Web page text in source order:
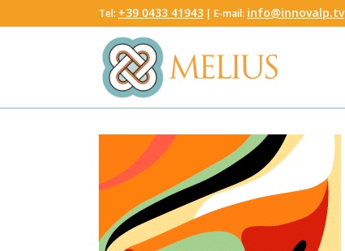
Tel: ‭+39 0433 41943 ‬ | E-mail: info@innovalp.tv